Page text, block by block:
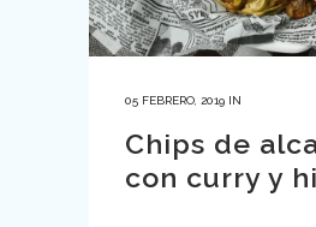
05 FEBRERO, 2019 IN
Chips de
con curry y